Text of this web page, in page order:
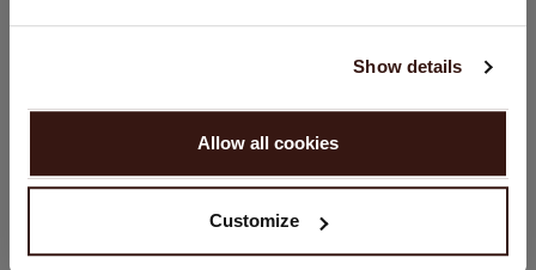
Show details
Allow all cookies
Customize
GA VERDER